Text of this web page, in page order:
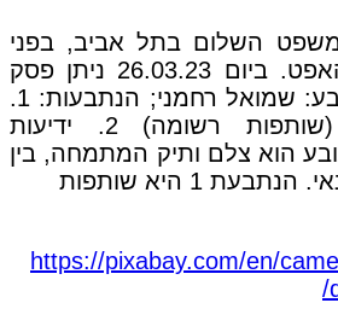
משפט השלום בתל אביב, בפני
השופטת כרמלה האפט. ביום 26.03.23 ניתן פסק
הדין. הצדדים: התובע: שמואל רחמני; הנתבעות: 1.
ידיעות אינטרנט (שותפות רשומה) 2. ידיעות
הוא צלם ותיק המתמחה, בין
1 היא שותפות